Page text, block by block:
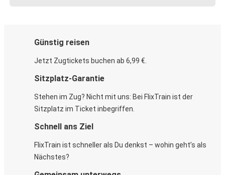
Günstig reisen
Jetzt Zugtickets buchen ab 6,99 €.
Sitzplatz-Garantie
Stehen im Zug? Nicht mit uns: Bei FlixTrain ist der
Sitzplatz im Ticket inbegriffen.
Schnell ans Ziel
FlixTrain ist schneller als Du denkst – wohin geht’s als
Nächstes?